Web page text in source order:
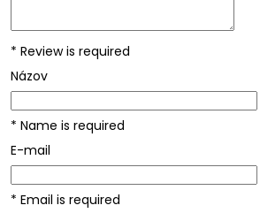
* Review is required
Názov
* Name is required
E-mail
* Email is required